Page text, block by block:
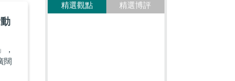
，
闊
精選觀點
精選博評